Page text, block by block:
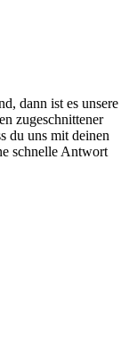
dann ist es unsere
zugeschnittener
du uns mit deinen
schnelle Antwort